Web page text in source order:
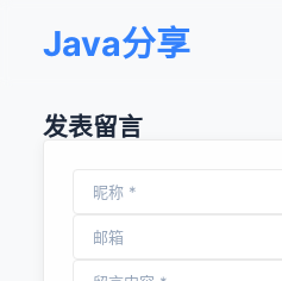
Java分享
发表留言